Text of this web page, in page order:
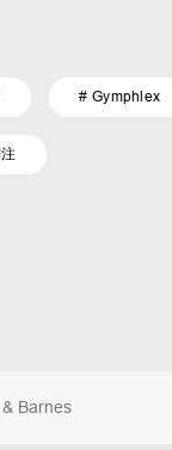
# Gymphlex
Barnes